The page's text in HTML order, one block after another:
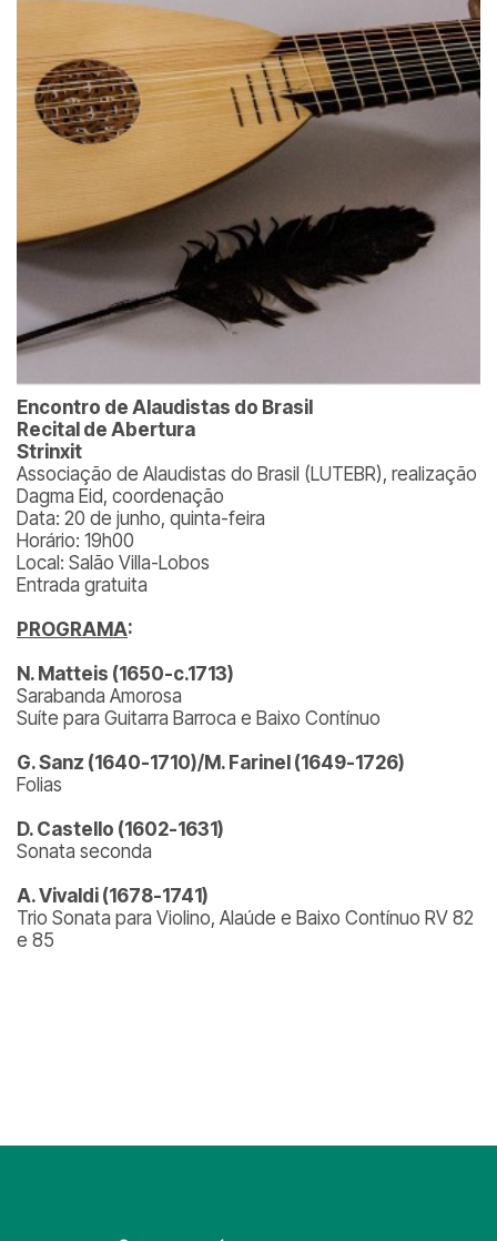
Encontro de Alaudistas do Brasil
Recital de Abertura
Strinxit
Associação de Alaudistas do Brasil (LUTEBR), realização
Dagma Eid, coordenação
Data: 20 de junho, quinta-feira
Horário: 19h00
Local: Salão Villa-Lobos
Entrada gratuita
PROGRAMA:
N. Matteis (1650-c.1713)
Sarabanda Amorosa
Suíte para Guitarra Barroca e Baixo Contínuo
G. Sanz (1640-1710)/M. Farinel (1649-1726)
Folias
D. Castello (1602-1631)
Sonata seconda
A. Vivaldi (1678-1741)
Trio Sonata para Violino, Alaúde e Baixo Contínuo RV 82
e 85